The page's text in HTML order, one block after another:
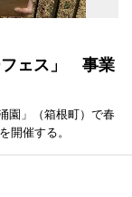
フェス」 事業
園」（箱根町）で春
開催する。